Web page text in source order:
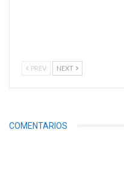
PREV NEXT
COMENTARIOS